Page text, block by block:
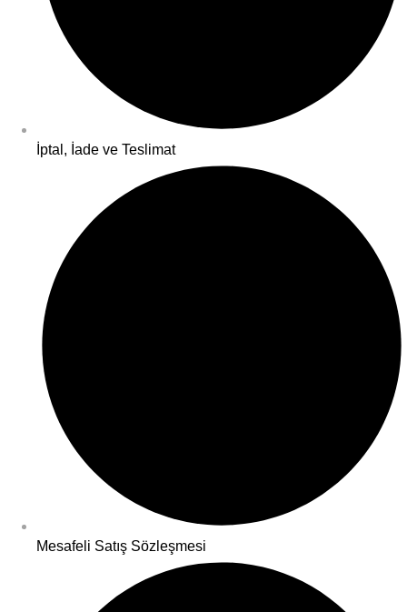
İptal, İade ve Teslimat
Mesafeli Satış Sözleşmesi